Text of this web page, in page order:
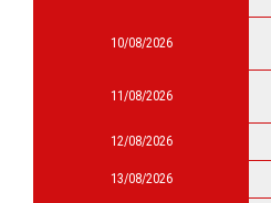
10/08/2026
11/08/2026
12/08/2026
13/08/2026